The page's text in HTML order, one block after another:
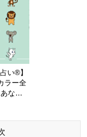
い®】
ラー全
なた